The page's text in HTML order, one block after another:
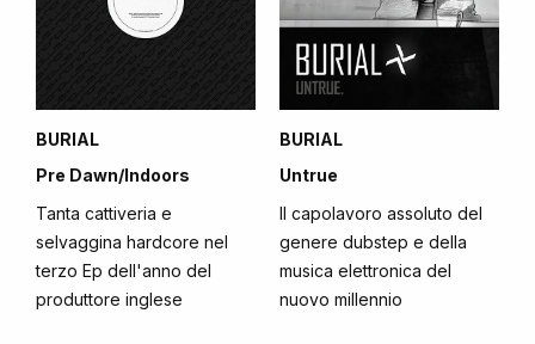
BURIAL
Pre Dawn/Indoors
Tanta cattiveria e
selvaggina hardcore nel
terzo Ep dell'anno del
produttore inglese
BURIAL
Untrue
Il capolavoro assoluto del
genere dubstep e della
musica elettronica del
nuovo millennio